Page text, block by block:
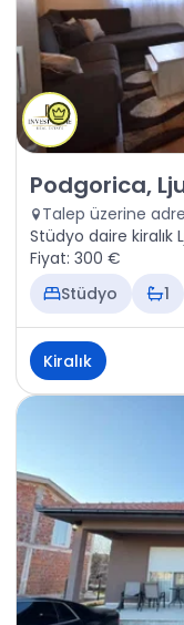
Kiralık - Daire
Podgorica,
Talep üzerine
Stüdyo daire kiralık
Fiyat: 300 €
Stüdyo
1
Kiralık